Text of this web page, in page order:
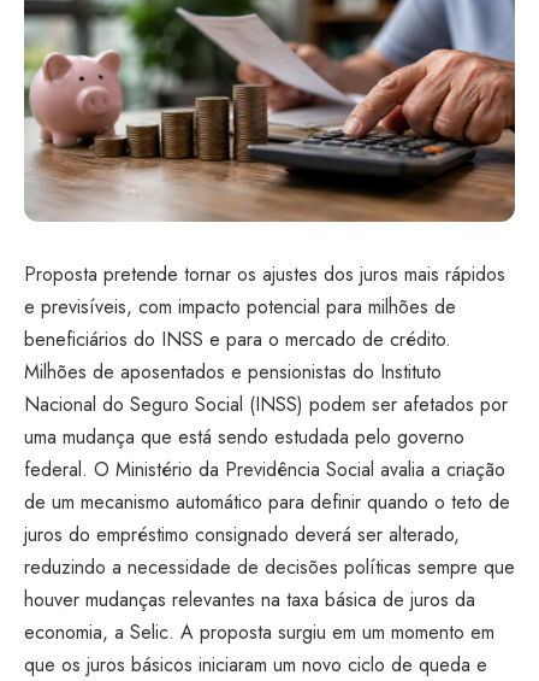
Proposta pretende tornar os ajustes dos juros mais rápidos
e previsíveis, com impacto potencial para milhões de
beneficiários do INSS e para o mercado de crédito.
Milhões de aposentados e pensionistas do Instituto
Nacional do Seguro Social (INSS) podem ser afetados por
uma mudança que está sendo estudada pelo governo
federal. O Ministério da Previdência Social avalia a criação
de um mecanismo automático para definir quando o teto de
juros do empréstimo consignado deverá ser alterado,
reduzindo a necessidade de decisões políticas sempre que
houver mudanças relevantes na taxa básica de juros da
economia, a Selic. A proposta surgiu em um momento em
que os juros básicos iniciaram um novo ciclo de queda e